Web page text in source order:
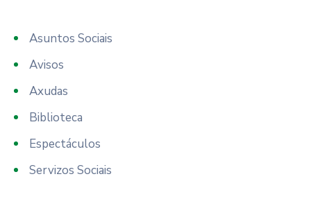
Asuntos Sociais
Avisos
Axudas
Biblioteca
Espectáculos
Servizos Sociais